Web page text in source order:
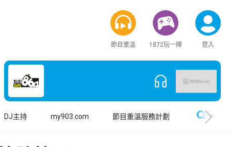
節目重溫 1872玩一陣 登入
DJ主持 my903.com 節目重溫服務計劃